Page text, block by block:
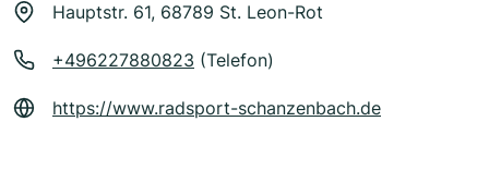
Hauptstr. 61, 68789 St. Leon-Rot
+496227880823 (Telefon)
https://www.radsport-schanzenbach.de